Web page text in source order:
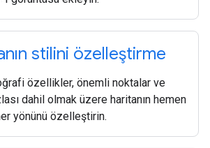
stilini özelleştirme
özellikler, önemli noktalar ve
dahil olmak üzere haritanın hemen
yönünü özelleştirin.